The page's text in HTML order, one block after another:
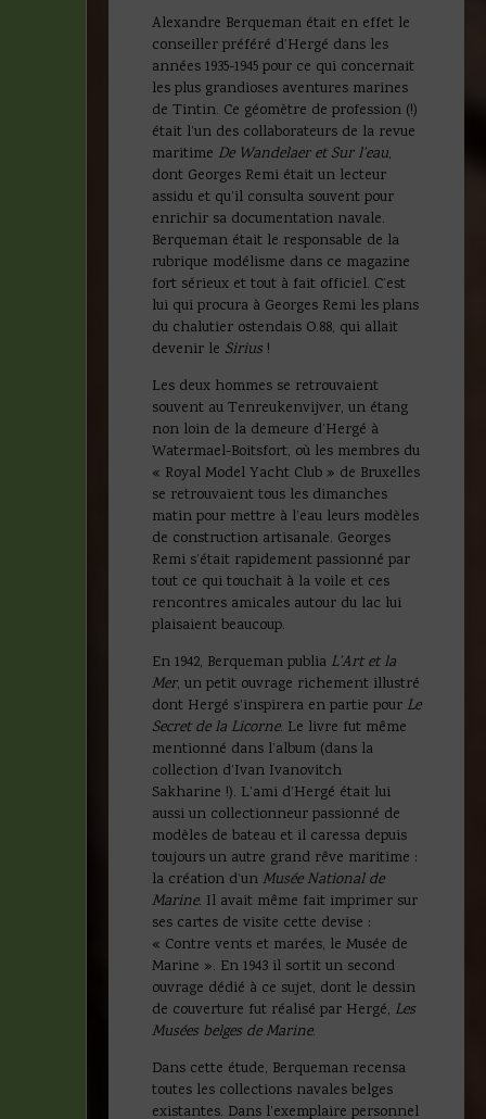
Alexandre Berqueman était en effet le
conseiller préféré d’Hergé dans les
années 1935-1945 pour ce qui concernait
les plus grandioses aventures marines
de Tintin. Ce géomètre de profession (!)
était l’un des collaborateurs de la revue
maritime De Wandelaer et Sur l’eau,
dont Georges Remi était un lecteur
assidu et qu’il consulta souvent pour
enrichir sa documentation navale.
Berqueman était le responsable de la
rubrique modélisme dans ce magazine
fort sérieux et tout à fait officiel. C’est
lui qui procura à Georges Remi les plans
du chalutier ostendais O.88, qui allait
devenir le Sirius !
Les deux hommes se retrouvaient
souvent au Tenreukenvijver, un étang
non loin de la demeure d’Hergé à
Watermael-Boitsfort, où les membres du
« Royal Model Yacht Club » de Bruxelles
se retrouvaient tous les dimanches
matin pour mettre à l’eau leurs modèles
de construction artisanale. Georges
Remi s’était rapidement passionné par
tout ce qui touchait à la voile et ces
rencontres amicales autour du lac lui
plaisaient beaucoup.
En 1942, Berqueman publia L’Art et la
Mer, un petit ouvrage richement illustré
dont Hergé s’inspirera en partie pour Le
Secret de la Licorne. Le livre fut même
mentionné dans l’album (dans la
collection d’Ivan Ivanovitch
Sakharine !). L’ami d’Hergé était lui
aussi un collectionneur passionné de
modèles de bateau et il caressa depuis
toujours un autre grand rêve maritime :
la création d’un Musée National de
Marine. Il avait même fait imprimer sur
ses cartes de visite cette devise :
« Contre vents et marées, le Musée de
Marine ». En 1943 il sortit un second
ouvrage dédié à ce sujet, dont le dessin
de couverture fut réalisé par Hergé, Les
Musées belges de Marine.
Dans cette étude, Berqueman recensa
toutes les collections navales belges
existantes. Dans l’exemplaire personnel